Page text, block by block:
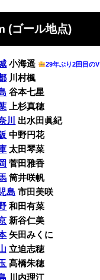
(ゴール地点)
小海遥 29年ぶり2回目のV
川村楓
谷本七星
上杉真穂
川
出水田眞紀
中野円花
太田琴菜
菅田雅香
筒井咲帆
島 市田美咲
和田有菜
新谷仁美
矢田みくに
立迫志穂
髙橋朱穂
川内理江